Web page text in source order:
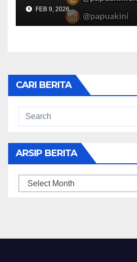
FEB 9, 2026
CARI BERITA
ARSIP BERITA
ARSIP